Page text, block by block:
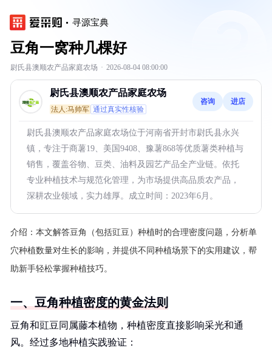
寻源宝典
豆角一窝种几棵好
尉氏县澳顺农产品家庭农场 · 2026-08-04 08:00:00
尉氏县澳顺农产品家庭农场
法人:马帅军 通过真实性核验
咨询 进店
尉氏县澳顺农产品家庭农场位于河南省开封市尉氏县永兴
镇，专注于商薯19、美国9408、豫薯868等优质薯类种植与
销售，覆盖谷物、豆类、油料及园艺产品全产业链。依托
专业种植技术与规范化管理，为市场提供高品质农产品，
深耕农业领域，实力雄厚。成立时间：2023年6月。
介绍： 本文解答豆角（包括豇豆）种植时的合理密度问题，分析单
穴种植数量对生长的影响，并提供不同种植场景下的实用建议，帮
助新手轻松掌握种植技巧。
一、豆角种植密度的黄金法则
豆角和豇豆同属藤本植物，种植密度直接影响采光和通
风。经过多地种植实践验证：